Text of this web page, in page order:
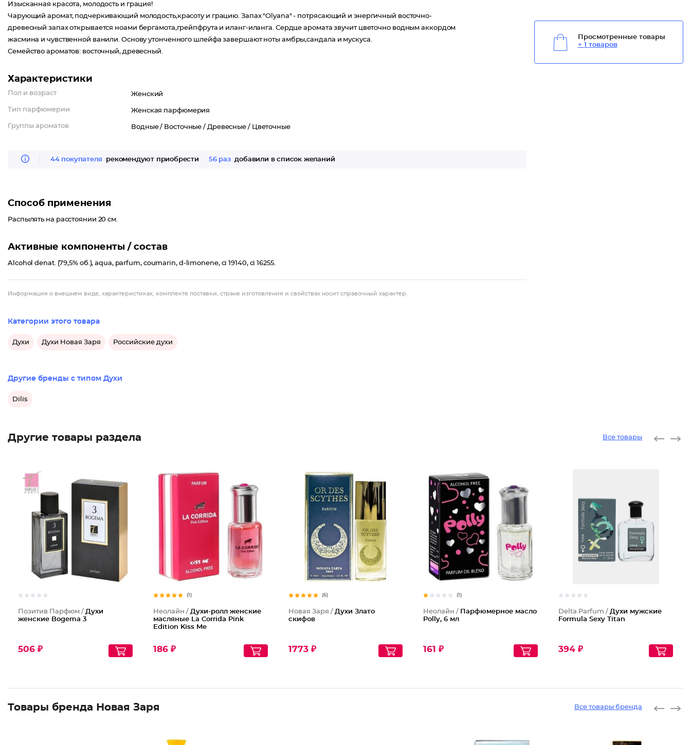
Изысканная красота, молодость и грация!
Чарующий аромат, подчеркивающий молодость,красоту и грацию. Запах "Olyana" - потрясающий и энергичный восточно-
древесный запах открывается ноами бергамота,грейпфрута и иланг-иланга. Сердце аромата звучит цветочно водным аккордом
жасмина и чувственной ванили. Основу утонченного шлейфа завершают ноты амбры,сандала и мускуса.
Семейство ароматов: восточный, древесный.
Характеристики
Пол и возраст Женский
Тип парфюмерии Женская парфюмерия
Группы ароматов Водные / Восточные / Древесные / Цветочные
44 покупателя рекомендуют приобрести 56 раз добавили в список желаний
Способ применения
Распылять на расстоянии 20 см.
Активные компоненты / состав
Alcohol denat. (79,5% об.), aqua, parfum, coumarin, d-limonene, ci 19140, ci 16255.
Информация о внешнем виде, характеристиках, комплекте поставки, стране изготовления и свойствах носит справочный характер.
Просмотренные товары
+ 1 товаров
Категории этого товара
Духи Духи Новая Заря Российские духи
Другие бренды с типом Духи
Dilis
Другие товары раздела Все товары
Позитив Парфюм / Духи
женские Bogema 3
506 ₽
(1)
Неолайн / Духи-ролл женские
масляные La Corrida Pink
Edition Kiss Me
186 ₽
(6)
Новая Заря / Духи Злато
скифов
1773 ₽
(1)
Неолайн / Парфюмерное масло
Polly, 6 мл
161 ₽
Delta Parfum /Духи мужские
Formula Sexy Titan
394 ₽
Товары бренда Новая Заря Все товары бренда